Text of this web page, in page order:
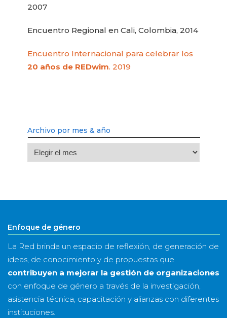
2007
Encuentro Regional en Cali, Colombia, 2014
Encuentro Internacional para celebrar los
20 años de REDwim. 2019
Archivo por mes & año
Archivo
por
año
Enfoque de género
La Red brinda un espacio de reflexión, de generación de
ideas, de conocimiento y de propuestas que
contribuyen a mejorar la gestión de organizaciones
con enfoque de género a través de la investigación,
asistencia técnica, capacitación y alianzas con diferentes
instituciones.